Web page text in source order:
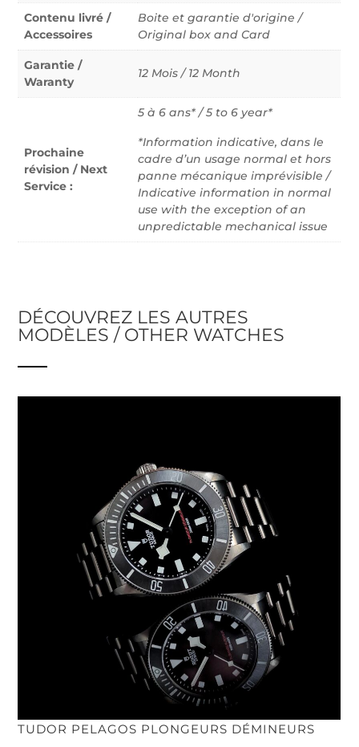
Contenu livré /
Accessoires
Boite et garantie d'origine /
Original box and Card
Garantie /
Waranty
12 Mois / 12 Month
Prochaine
révision / Next
Service :
5 à 6 ans* / 5 to 6 year*
*Information indicative, dans le
cadre d’un usage normal et hors
panne mécanique imprévisible /
Indicative information in normal
use with the exception of an
unpredictable mechanical issue
DÉCOUVREZ LES AUTRES
MODÈLES / OTHER WATCHES
TUDOR PELAGOS PLONGEURS DÉMINEURS